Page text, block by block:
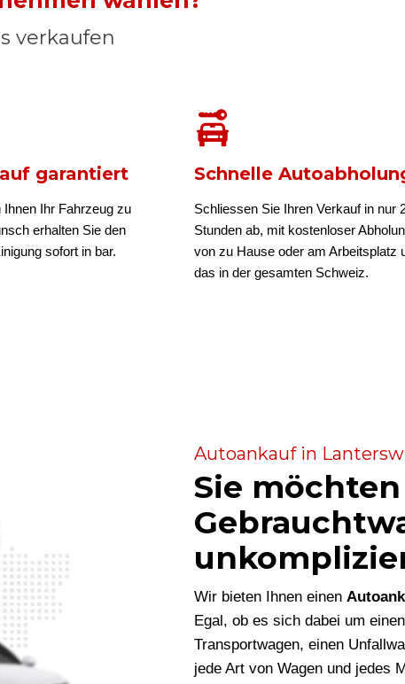
verkaufen
garantiert
Ihnen Ihr Fahrzeug zu
erhalten Sie den
sofort in bar.
Schnelle
Schliessen Sie Ihren Verkauf in nur
Stunden ab, mit kostenloser
von zu Hause oder am Arbeitsplatz
das in der gesamten Schweiz.
Autoankauf in
Sie
Wir bieten Ihnen einen
Egal, ob es sich dabei um
Transportwagen, einen
jede Art von Wagen und jedes